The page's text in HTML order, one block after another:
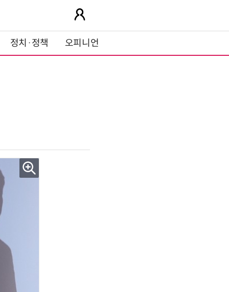
정치·정책 오피니언